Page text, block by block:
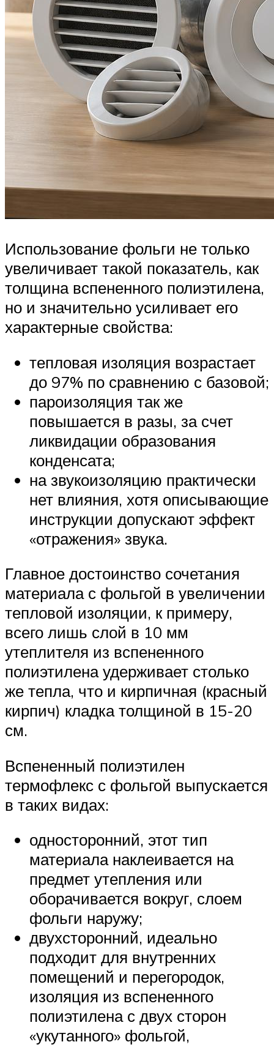
Использование фольги не только
увеличивает такой показатель, как
толщина вспененного полиэтилена,
но и значительно усиливает его
характерные свойства:
тепловая изоляция возрастает
до 97% по сравнению с базовой;
пароизоляция так же
повышается в разы, за счет
ликвидации образования
конденсата;
на звукоизоляцию практически
нет влияния, хотя описывающие
инструкции допускают эффект
«отражения» звука.
Главное достоинство сочетания
материала с фольгой в увеличении
тепловой изоляции, к примеру,
всего лишь слой в 10 мм
утеплителя из вспененного
полиэтилена удерживает столько
же тепла, что и кирпичная (красный
кирпич) кладка толщиной в 15-20
см.
Вспененный полиэтилен
термофлекс с фольгой выпускается
в таких видах:
односторонний, этот тип
материала наклеивается на
предмет утепления или
оборачивается вокруг, слоем
фольги наружу;
двухсторонний, идеально
подходит для внутренних
помещений и перегородок,
изоляция из вспененного
полиэтилена с двух сторон
«укутанного» фольгой,